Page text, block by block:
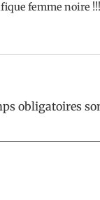
femme noire !!!
obligatoires